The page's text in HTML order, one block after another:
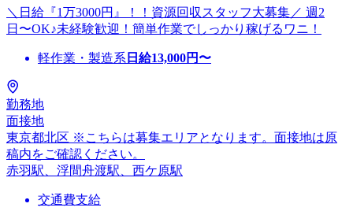
＼日給『1万3000円』！！資源回収スタッフ大募集／ 週2
日〜OK♪未経験歓迎！簡単作業でしっかり稼げるワニ！
軽作業・製造系 日給13,000円〜
勤務地
面接地
東京都北区 ※こちらは募集エリアとなります。面接地は原
稿内をご確認ください。
赤羽駅、浮間舟渡駅、西ケ原駅
交通費支給